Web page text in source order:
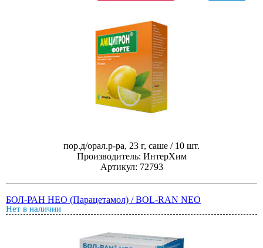
пор.д/орал.р-ра, 23 г, саше / 10 шт.
Производитель: ИнтерХим
Артикул: 72793
БОЛ-РАН НЕО (Парацетамол) / BOL-RAN NEO
Нет в наличии